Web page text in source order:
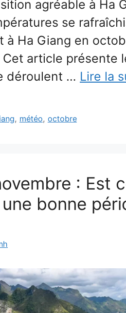
agréable à Ha
se
Ha Giang en
article présente
déroulent … Lire la
, météo, octobre
: Est
bonne